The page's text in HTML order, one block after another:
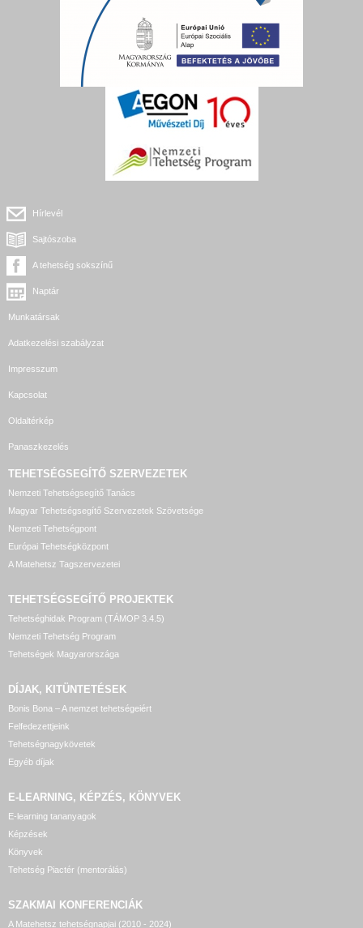
Hírlevél
Sajtószoba
A tehetség sokszínű
Naptár
Munkatársak
Adatkezelési szabályzat
Impresszum
Kapcsolat
Oldaltérkép
Panaszkezelés
TEHETSÉGSEGÍTŐ SZERVEZETEK
Nemzeti Tehetségsegítő Tanács
Magyar Tehetségsegítő Szervezetek Szövetsége
Nemzeti Tehetségpont
Európai Tehetségközpont
A Matehetsz Tagszervezetei
TEHETSÉGSEGÍTŐ PROJEKTEK
Tehetséghidak Program (TÁMOP 3.4.5)
Nemzeti Tehetség Program
Tehetségek Magyarországa
DÍJAK, KITÜNTETÉSEK
Bonis Bona – A nemzet tehetségeiért
Felfedezettjeink
Tehetségnagykövetek
Egyéb díjak
E-LEARNING, KÉPZÉS, KÖNYVEK
E-learning tananyagok
Képzések
Könyvek
Tehetség Piactér (mentorálás)
SZAKMAI KONFERENCIÁK
A Matehetsz tehetségnapjai (2010 - 2024)